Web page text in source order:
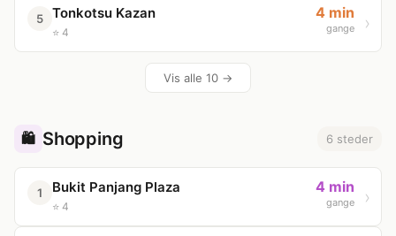
5 Tonkotsu Kazan
⭐ 4
4 min
gange
Vis alle 10 →
🛍️ Shopping 6 steder
1 Bukit Panjang Plaza
⭐ 4
4 min
gange